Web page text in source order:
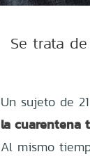
Se trata
Un sujeto de
la cuarentena
Al mismo